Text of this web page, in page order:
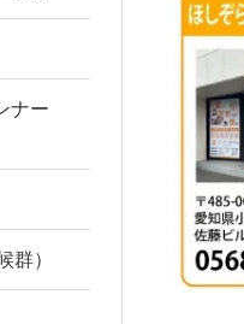
ナー
群）